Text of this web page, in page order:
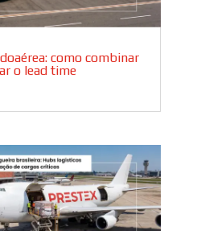
como combinar
o lead time